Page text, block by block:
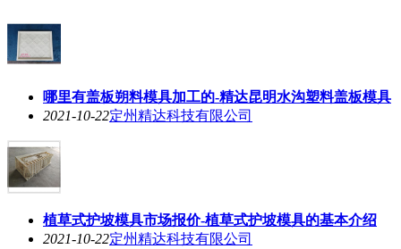
哪里有盖板朔料模具加工的-精达昆明水沟塑料盖板模具
2021-10-22定州精达科技有限公司
植草式护坡模具市场报价-植草式护坡模具的基本介绍
2021-10-22定州精达科技有限公司